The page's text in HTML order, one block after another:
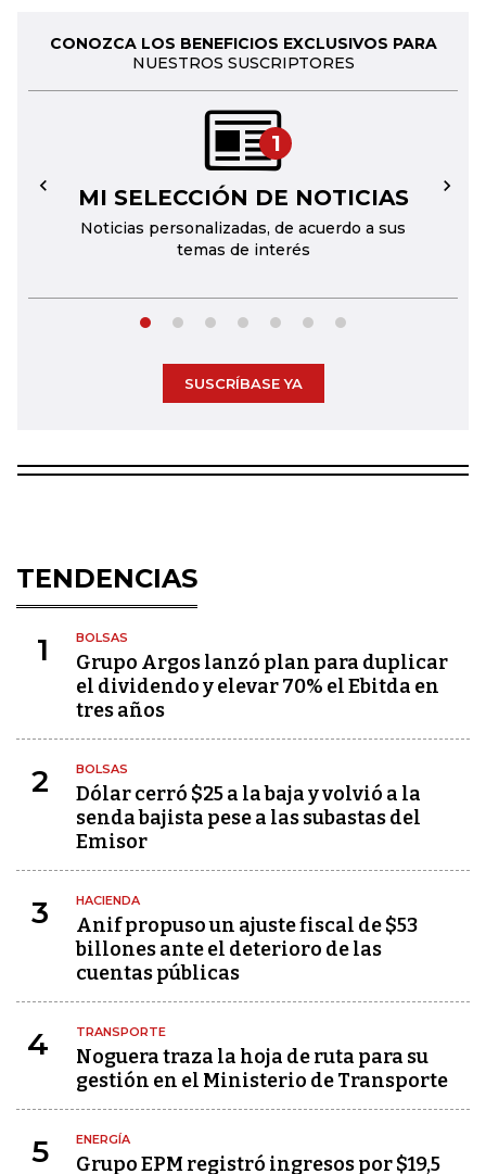
CONOZCA LOS BENEFICIOS EXCLUSIVOS PARA
NUESTROS SUSCRIPTORES
1
MI SELECCIÓN DE NOTICIAS
Noticias personalizadas, de acuerdo a sus
temas de interés
← →
SUSCRÍBASE YA
TENDENCIAS
1 BOLSAS
Grupo Argos lanzó plan para duplicar
el dividendo y elevar 70% el Ebitda en
tres años
2 BOLSAS
Dólar cerró $25 a la baja y volvió a la
senda bajista pese a las subastas del
Emisor
3 HACIENDA
Anif propuso un ajuste fiscal de $53
billones ante el deterioro de las
cuentas públicas
4 TRANSPORTE
Noguera traza la hoja de ruta para su
gestión en el Ministerio de Transporte
5 ENERGÍA
Grupo EPM registró ingresos por $19,5